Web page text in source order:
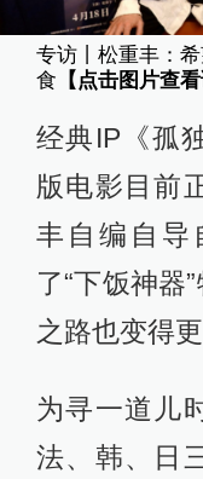
专访丨松重丰：
食 【点击图片查看
经典IP《孤
版电影目前
丰自编自导
了“下饭神器
之路也变得
为寻一道儿
法、韩、日